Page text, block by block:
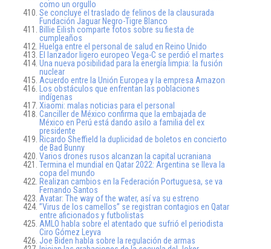
como un orgullo
Se concluye el traslado de felinos de la clausurada
Fundación Jaguar Negro-Tigre Blanco
Billie Eilish comparte fotos sobre su fiesta de
cumpleaños
Huelga entre el personal de salud en Reino Unido
El lanzador ligero europeo Vega-C se perdió el martes
Una nueva posibilidad para la energía limpia: la fusión
nuclear
Acuerdo entre la Unión Europea y la empresa Amazon
Los obstáculos que enfrentan las poblaciones
indígenas
Xiaomi: malas noticias para el personal
Canciller de México confirma que la embajada de
México en Perú está dando asilo a familia del ex
presidente
Ricardo Sheffield la duplicidad de boletos en concierto
de Bad Bunny
Varios drones rusos alcanzan la capital ucraniana
Termina el mundial en Qatar 2022: Argentina se lleva la
copa del mundo
Realizan cambios en la Federación Portuguesa, se va
Fernando Santos
Avatar: The way of the water, así va su estreno
”Virus de los camellos” se registran contagios en Qatar
entre aficionados y futbolistas
AMLO habla sobre el atentado que sufrió el periodista
Ciro Gómez Leyva
Joe Biden habla sobre la regulación de armas